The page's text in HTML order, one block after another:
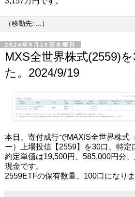
2024年9月19日木曜日
MXS全世界株式(2559)
た。2024/9/19
本日、寄付成行でMAXIS全世界株式
ー）上場投信【2559】を30口、特定
約定単価は19,500円、585,000円分
現金です。
2559ETFの保有数量、100口になりま